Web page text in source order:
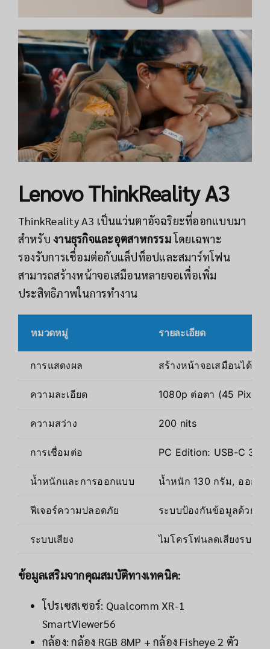
Lenovo ThinkReality A3
ThinkReality A3 เป็นแว่นตาอัจฉริยะที่ออกแบบมา
สำหรับงานธุรกิจและอุตสาหกรรมโดยเฉพาะ
รองรับการเชื่อมต่อกับแล็ปท็อปและสมาร์ทโฟน
สามารถสร้างหน้าจอเสมือนหลายจอเพื่อเพิ่ม
ประสิทธิภาพในการทำงาน
หมวดหมู่ รายละเอียด
การแสดงผล สร้างหน้าจอเสมือนได้สูง
ความละเอียด 1080p ต่อตา (45 Pixels
ความสว่าง 200 nits
การเชื่อมต่อ PC Edition: USB-C
น้ำหนักและการออกแบบ น้ำหนัก 130 กรัม, ออกแ
ฟีเจอร์ความปลอดภัย ระบบป้องกันข้อมูลด้วย
ระบบเสียง ไมโครโฟนลดเสียงรบกว
ข้อมูลเสริมจากคุณสมบัติทางเทคนิค:
โปรเซสเซอร์: Qualcomm XR-1
SmartViewer56
กล้อง: กล้อง RGB 8MP + กล้อง Fisheye 2 ตัว